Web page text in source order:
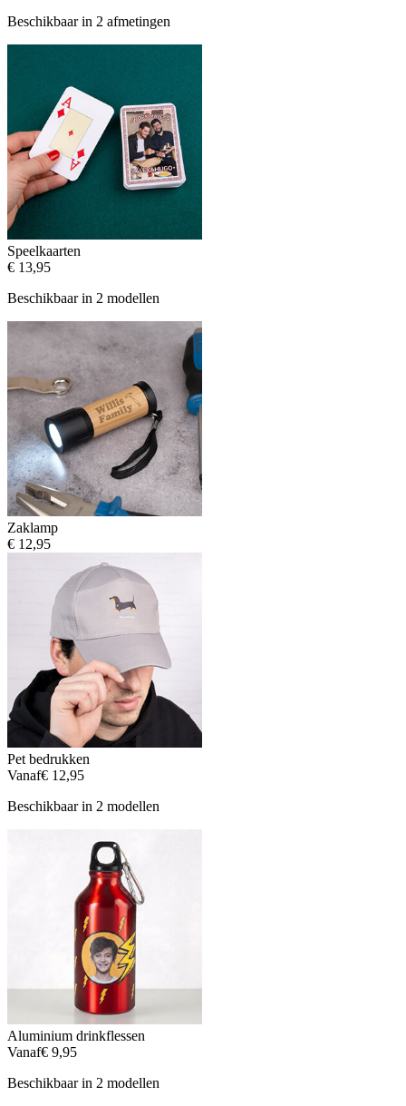
Beschikbaar in 2 afmetingen
Speelkaarten
€ 13,95
Beschikbaar in 2 modellen
Zaklamp
€ 12,95
Pet bedrukken
Vanaf€ 12,95
Beschikbaar in 2 modellen
Aluminium drinkflessen
Vanaf€ 9,95
Beschikbaar in 2 modellen